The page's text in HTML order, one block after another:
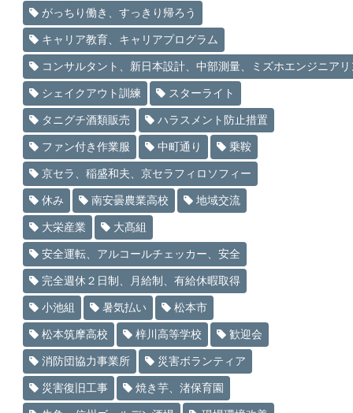
がっちり働き、すっきり帰ろう
キャリア教育、キャリアプログラム
コンサルタント、新日本設計、中部測量、ミズホエンジニアリ
シェイクアウト訓練 スターライト
タニグチ酒類販売 ハラスメント防止措置
ファン付き作業服 中町通り 乗鞍
京セラ、稲盛和夫、京セラフィロソフィー
休み 南安曇農業高校 地域交流
大栄産業 大髙組
安全運転、アルコールチェッカー、安全
完全週休２日制、月給制、有給休暇取得
小池組 暑気払い 松本市
松本筑摩高校 梓川高等学校 歓迎会
消防団協力事業所 災害ボランティア
災害復旧工事 焼き芋、渚保育園